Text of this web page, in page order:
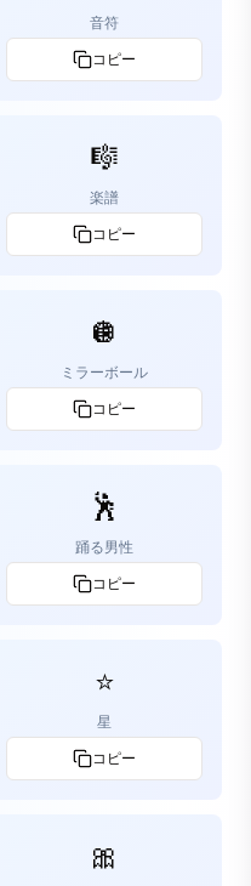
音符
コピー
🎼
楽譜
コピー
🪩
ミラーボール
コピー
🕺
踊る男性
コピー
⭐
星
コピー
🎀